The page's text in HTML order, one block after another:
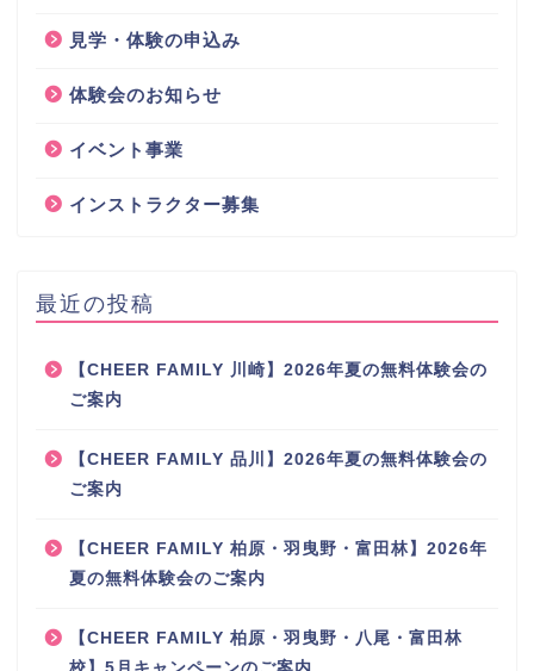
見学・体験の申込み
体験会のお知らせ
イベント事業
インストラクター募集
最近の投稿
【CHEER FAMILY 川崎】2026年夏の無料体験会の
ご案内
【CHEER FAMILY 品川】2026年夏の無料体験会の
ご案内
【CHEER FAMILY 柏原・羽曳野・富田林】2026年
夏の無料体験会のご案内
【CHEER FAMILY 柏原・羽曳野・八尾・富田林